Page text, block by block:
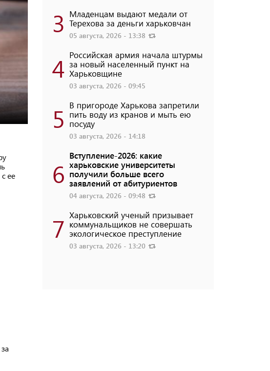
ее
3 Младенцам выдают медали от
Терехова за деньги харьковчан
05 августа, 2026 - 13:38
4 Российская армия начала штурмы
за новый населенный пункт на
Харьковщине
03 августа, 2026 - 09:45
5 В пригороде Харькова запретили
пить воду из кранов и мыть ею
посуду
03 августа, 2026 - 14:18
6
Вступление-2026: какие
харьковские университеты
получили больше всего
заявлений от абитуриентов
04 августа, 2026 - 09:48
7 Харьковский ученый призывает
коммунальщиков не совершать
экологическое преступление
03 августа, 2026 - 13:20